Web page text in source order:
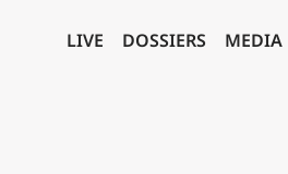
LIVE DOSSIERS MEDIA